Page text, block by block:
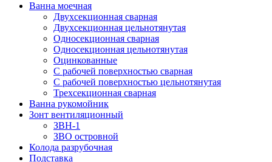
Ванна моечная
Двухсекционная сварная
Двухсекционная цельнотянутая
Односекционная сварная
Односекционная цельнотянутая
Оцинкованные
С рабочей поверхностью сварная
С рабочей поверхностью цельнотянутая
Трехсекционная сварная
Ванна рукомойник
Зонт вентиляционный
ЗВН-1
ЗВО островной
Колода разрубочная
Подставка